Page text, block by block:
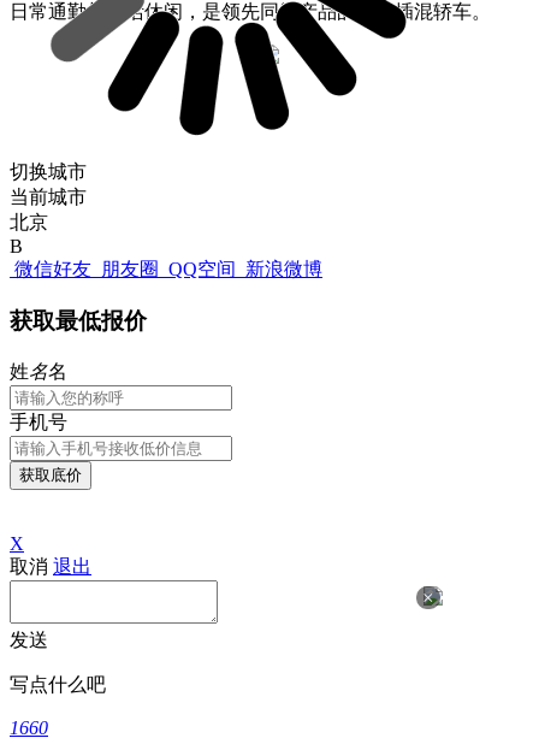
日常通勤与生活休闲，是领先同级产品的全能插混轿车。
切换城市
当前城市
北京
B
微信好友 朋友圈 QQ空间 新浪微博
获取最低报价
姓名名
手机号
获取底价
X
取消 退出
发送
写点什么吧
1660
×